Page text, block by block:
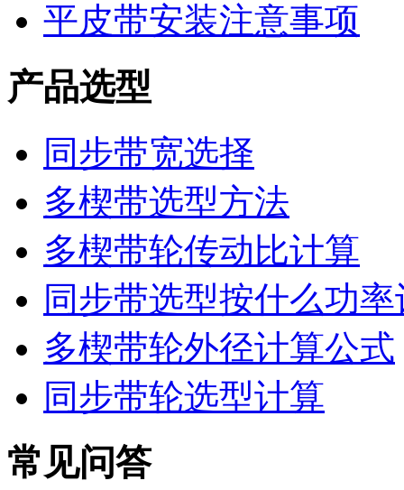
平皮带安装注意事项
产品选型
同步带宽选择
多楔带选型方法
多楔带轮传动比计算
同步带选型按什么功率
多楔带轮外径计算公式
同步带轮选型计算
常见问答